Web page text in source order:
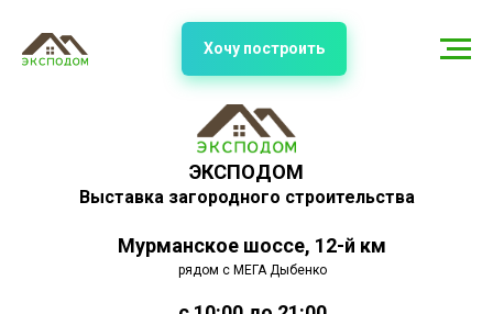
ЭКСПОДОМ
Выставка загородного строительства
Мурманское шоссе, 12-й км
рядом с МЕГА Дыбенко
Хочу построить